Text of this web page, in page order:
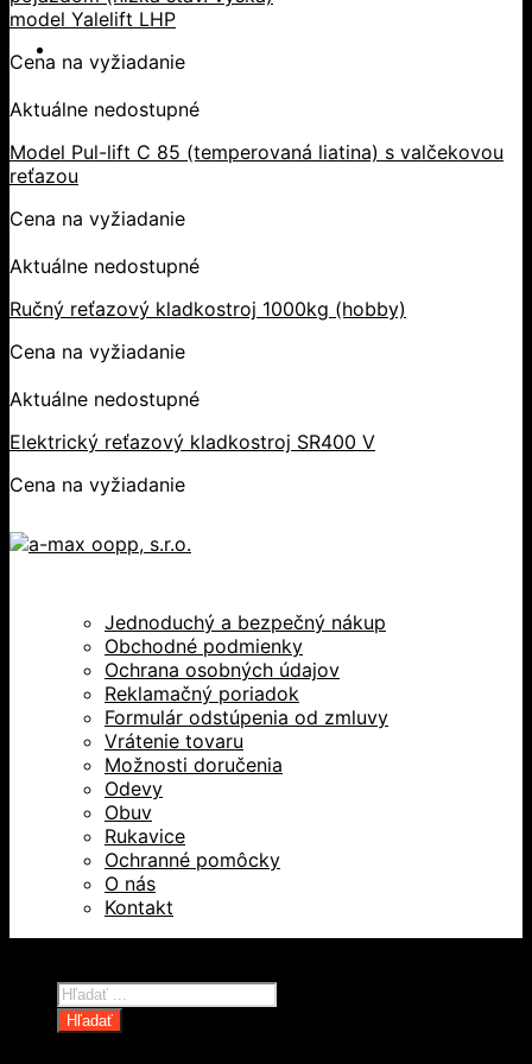
model Yalelift LHP
Cena na vyžiadanie
Aktuálne nedostupné
Model Pul-lift C 85 (temperovaná liatina) s valčekovou
reťazou
Cena na vyžiadanie
Aktuálne nedostupné
Ručný reťazový kladkostroj 1000kg (hobby)
Cena na vyžiadanie
Aktuálne nedostupné
Elektrický reťazový kladkostroj SR400 V
Cena na vyžiadanie
Jednoduchý a bezpečný nákup
Obchodné podmienky
Ochrana osobných údajov
Reklamačný poriadok
Formulár odstúpenia od zmluvy
Vrátenie tovaru
Možnosti doručenia
Odevy
Obuv
Rukavice
Ochranné pomôcky
O nás
Kontakt
Products
search
Hľadať